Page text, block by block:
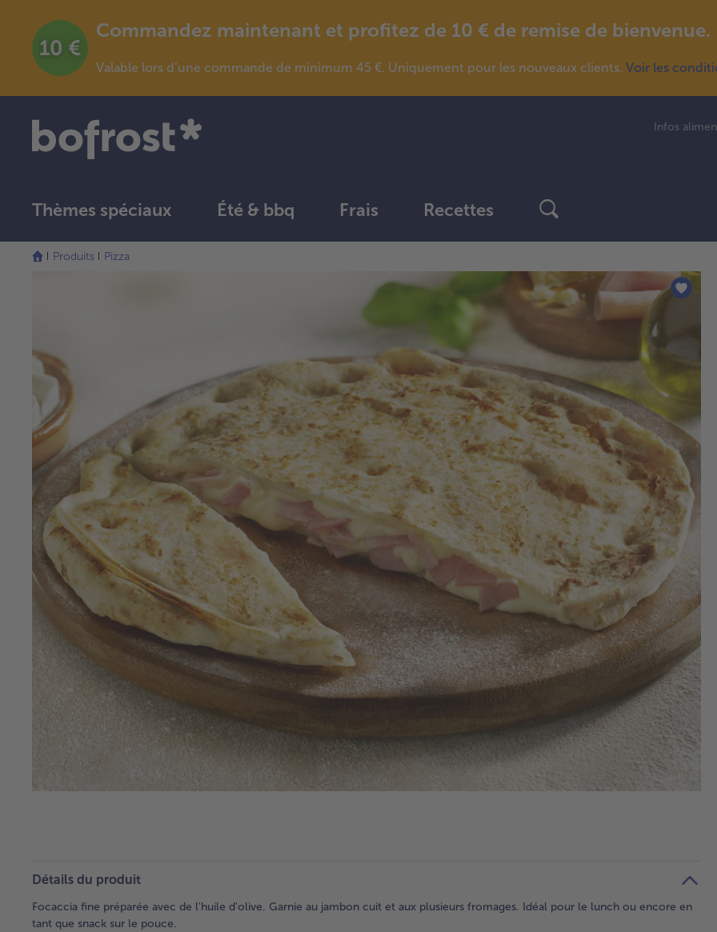
Commandez maintenant et profitez de 10 € de remise de bienvenue.
Valable lors d’une commande de minimum 45 €. Uniquement pour les nouveaux clients. Voir les
Infos
Thèmes spéciaux Été & bbq Frais Recettes
Produits Pizza
Détails du produit
Focaccia fine préparée avec de l'huile d'olive. Garnie au jambon cuit et aux plusieurs fromages. Idéal pour le lunch ou encore en
tant que snack sur le pouce.